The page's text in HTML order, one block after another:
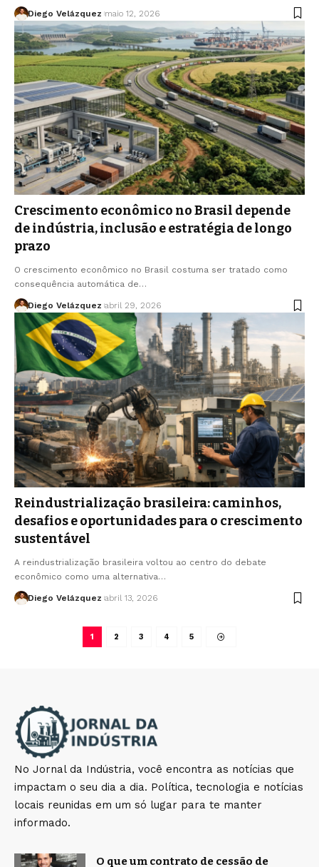
Diego Velázquez maio 12, 2026
Crescimento econômico no Brasil depende
de indústria, inclusão e estratégia de longo
prazo
O crescimento econômico no Brasil costuma ser tratado como
consequência automática de…
Diego Velázquez abril 29, 2026
Reindustrialização brasileira: caminhos,
desafios e oportunidades para o crescimento
sustentável
A reindustrialização brasileira voltou ao centro do debate
econômico como uma alternativa…
Diego Velázquez abril 13, 2026
1 2 3 4 5
No Jornal da Indústria, você encontra as notícias que
impactam o seu dia a dia. Política, tecnologia e notícias
locais reunidas em um só lugar para te manter
informado.
O que um contrato de cessão de